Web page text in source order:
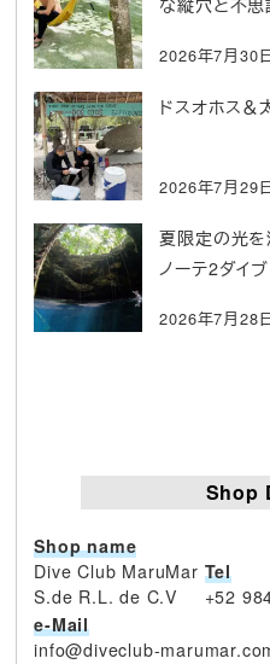
な縦穴と不
2026年7月30
ドスオホス＆
2026年7月29
夏限定の光を
ノーテ2ダイブ
2026年7月28
Shop
Shop name
Dive Club MaruMar
S.de R.L. de C.V
Tel
+52
e-Mail
info@diveclub-